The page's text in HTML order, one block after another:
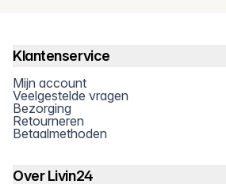
Klantenservice
Mijn account
Veelgestelde vragen
Bezorging
Retourneren
Betaalmethoden
Over Livin24